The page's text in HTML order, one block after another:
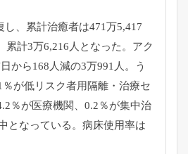
し、累計治癒者は471万5,417
累計3万6,216人となった。アク
から168人減の3万991人。う
が低リスク者用隔離・治療セ
％が医療機関、0.2％が集中治
となっている。病床使用率は